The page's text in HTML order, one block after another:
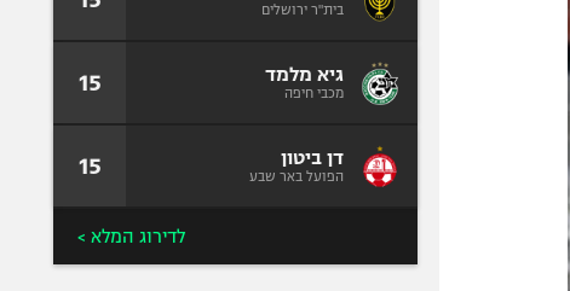
בית"ר ירושלים
גיא מלמד
מכבי חיפה 15
דן ביטון
הפועל באר שבע 15
לדירוג המלא >